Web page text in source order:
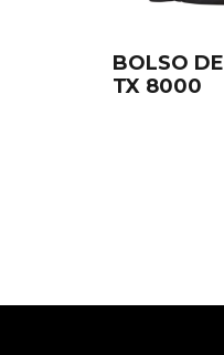
BOLSO
TX 8000